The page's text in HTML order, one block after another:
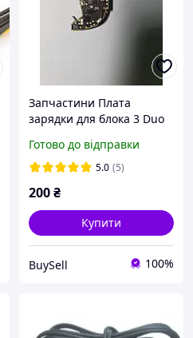
Запчастини Плата
зарядки для блока 3 Duo
Готово до відправки
5.0 (5)
200₴
Купити
BuySell 100%